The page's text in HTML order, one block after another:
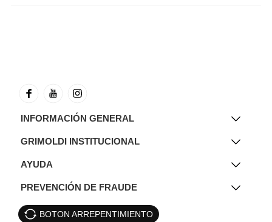
INFORMACIÓN GENERAL
GRIMOLDI INSTITUCIONAL
AYUDA
PREVENCIÓN DE FRAUDE
BOTON ARREPENTIMIENTO